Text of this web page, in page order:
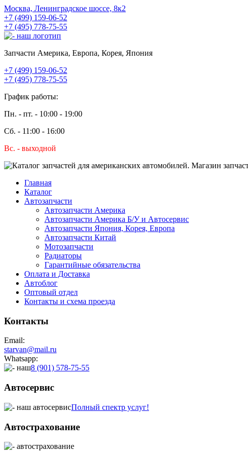
Москва, Ленинградское шоссе, 8к2
+7 (499) 159-06-52
+7 (495) 778-75-55
Запчасти Америка, Европа, Корея, Япония
+7 (499) 159-06-52
+7 (495) 778-75-55
График работы:
Пн. - пт. - 10:00 - 19:00
Сб. - 11:00 - 16:00
Вс. - выходной
Главная
Каталог
Автозапчасти
Автозапчасти Америка
Автозапчасти Америка Б/У и Автосервис
Автозапчасти Япония, Корея, Европа
Автозапчасти Китай
Мотозапчасти
Радиаторы
Гарантийные обязательства
Оплата и Доставка
Автоблог
Оптовый отдел
Контакты и схема проезда
Контакты
Email:
starvan@mail.ru
Whatsapp:
8 (901) 578-75-55
Автосервис
Полный спектр услуг!
Автострахование